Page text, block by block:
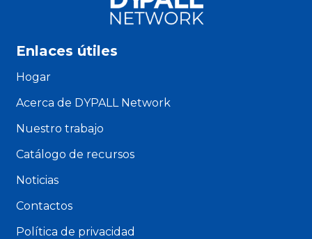
Enlaces útiles
Hogar
Acerca de DYPALL Network
Nuestro trabajo
Catálogo de recursos
Noticias
Contactos
Política de privacidad